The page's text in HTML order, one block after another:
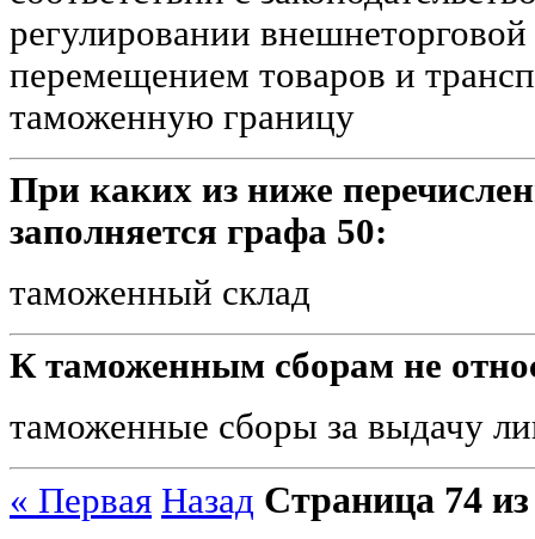
регулировании
перемещением товаров и
таможенную границу
При каких из ниже
заполняется графа 50:
таможенный склад
К таможенным сборам не
таможенные сборы за выдачу
« Первая Назад Страница 74